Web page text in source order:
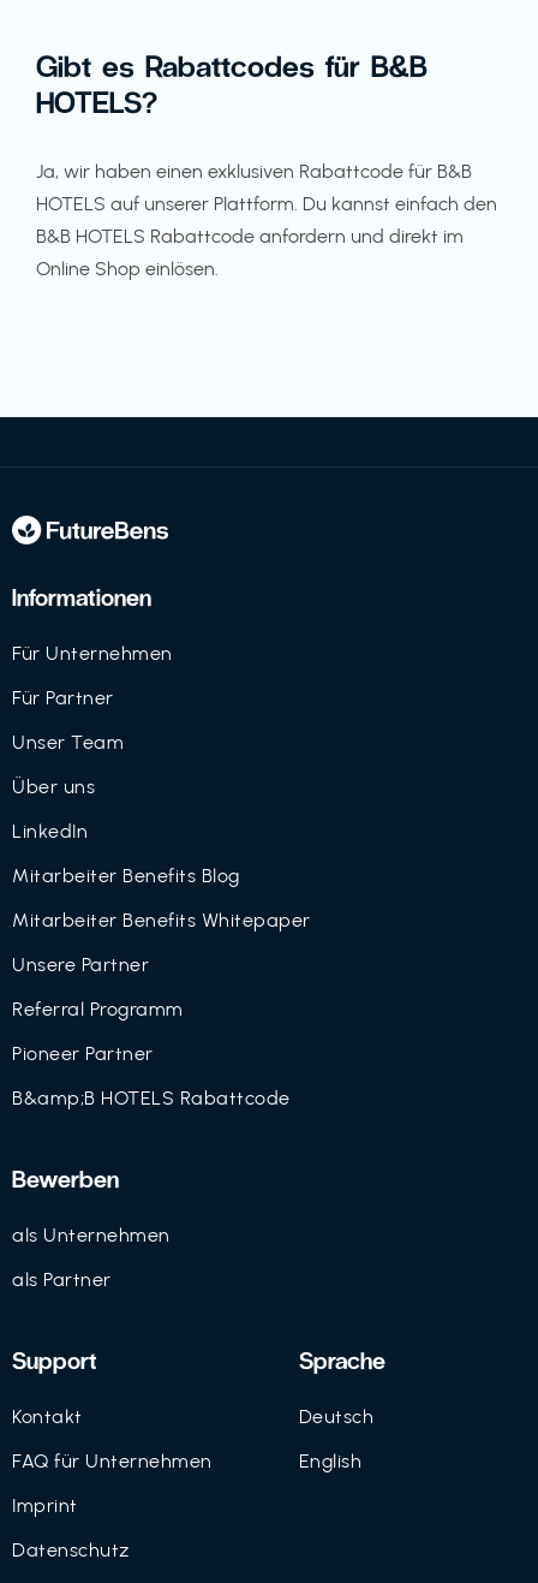
Gibt es Rabattcodes für B&B
HOTELS?
Ja, wir haben einen exklusiven Rabattcode für B&B
HOTELS auf unserer Plattform. Du kannst einfach den
B&B HOTELS Rabattcode anfordern und direkt im
Online Shop einlösen.
Informationen
Für Unternehmen
Für Partner
Unser Team
Über uns
LinkedIn
Mitarbeiter Benefits Blog
Mitarbeiter Benefits Whitepaper
Unsere Partner
Referral Programm
Pioneer Partner
B&amp;B HOTELS Rabattcode
Bewerben
als Unternehmen
als Partner
Support
Kontakt
FAQ für Unternehmen
Imprint
Datenschutz
Sprache
Deutsch
English